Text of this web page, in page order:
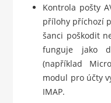
Kontrola pošty
přílohy příchozí
šanci poškodit
funguje jako
(například
modul pro účty
IMAP.